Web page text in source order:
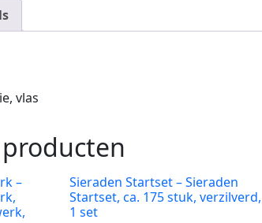
vlas
–
Sieraden Startset – Sieraden
Startset, ca. 175 stuk, verzilverd,
1 set